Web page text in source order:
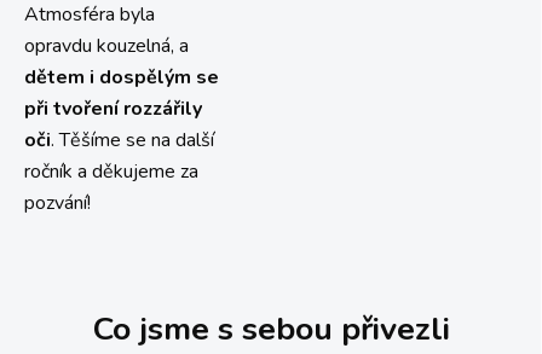
Atmosféra byla
opravdu kouzelná, a
dětem i dospělým se
při tvoření rozzářily
oči. Těšíme se na další
ročník a děkujeme za
pozvání!
Co jsme s sebou přivezli